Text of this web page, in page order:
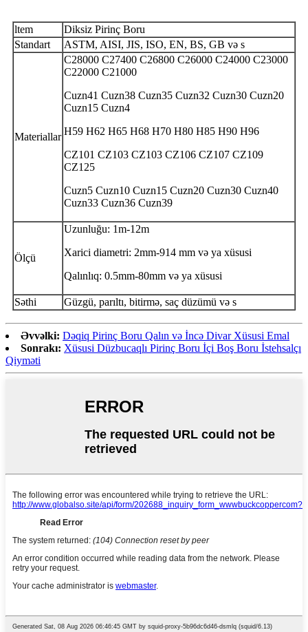
ltem
Diksiz Pirinç Boru
Standart
ASTM, AISI, JIS, ISO, EN, BS, GB və s
Materiallar
C28000 C27400 C26800 C26000 C24000 C23000
C22000 C21000
Cuzn41 Cuzn38 Cuzn35 Cuzn32 Cuzn30 Cuzn20
Cuzn15 Cuzn4
H59 H62 H65 H68 H70 H80 H85 H90 H96
CZ101 CZ103 CZ103 CZ106 CZ107 CZ109
CZ125
Cuzn5 Cuzn10 Cuzn15 Cuzn20 Cuzn30 Cuzn40
Cuzn33 Cuzn36 Cuzn39
Ölçü
Uzunluğu: 1m-12m
Xarici diametri: 2mm-914 mm və ya xüsusi
Qalınlıq: 0.5mm-80mm və ya xüsusi
Səthi Güzgü, parıltı, bitirmə, saç düzümü və s
Əvvəlki: Dəqiq Pirinç Boru Qalın və İncə Divar Xüsusi Emal
Sonrakı: Xüsusi Düzbucaqlı Pirinç Boru İçi Boş Boru İstehsalçı
Qiyməti